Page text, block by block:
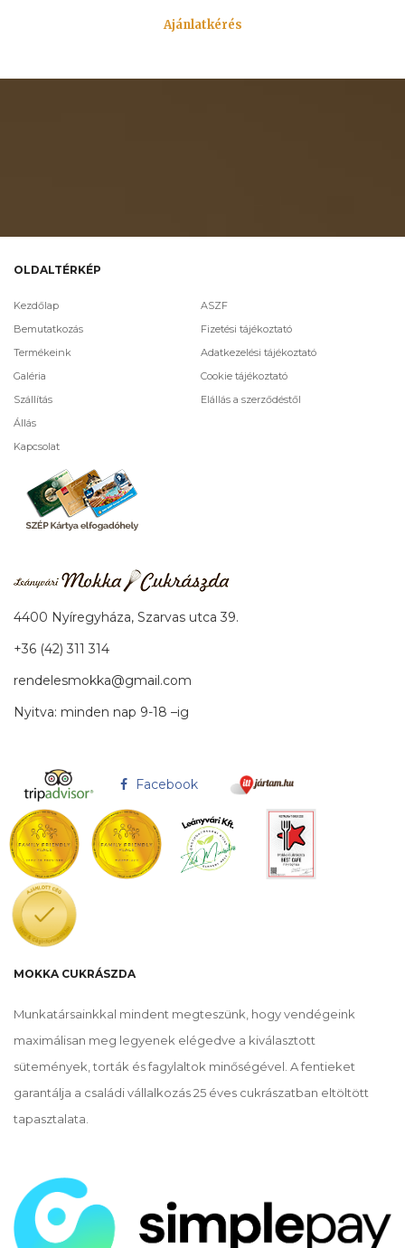
Ajánlatkérés
OLDALTÉRKÉP
Kezdőlap
Bemutatkozás
Termékeink
Galéria
Szállítás
Állás
Kapcsolat
ASZF
Fizetési tájékoztató
Adatkezelési tájékoztató
Cookie tájékoztató
Elállás a szerződéstől
4400 Nyíregyháza, Szarvas utca 39.
+36 (42) 311 314
rendelesmokka@gmail.com
Nyitva: minden nap 9-18 –ig
Facebook
MOKKA CUKRÁSZDA
Munkatársainkkal mindent megteszünk, hogy vendégeink
maximálisan meg legyenek elégedve a kiválasztott
sütemények, torták és fagylaltok minőségével. A fentieket
garantálja a családi vállalkozás 25 éves cukrászatban eltöltött
tapasztalata.